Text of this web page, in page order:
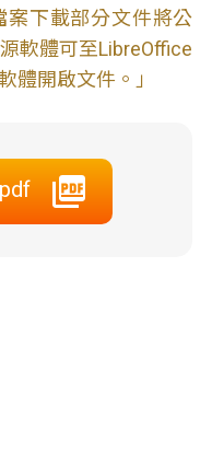
案下載部分文件將公
軟體可至LibreOffice
體開啟文件。」